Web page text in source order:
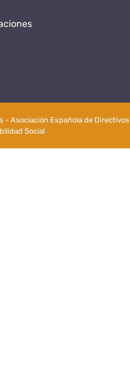
- Asociación Española de Directivos
Social